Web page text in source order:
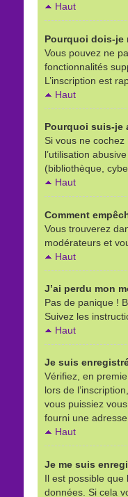
Haut
Pourquoi dois-je
Vous pouvez ne
fonctionnalités
L’inscription est
Haut
Pourquoi suis-je
Si vous ne cochez
l’utilisation
(bibliothèque,
Haut
Comment
Vous trouverez
modérateurs et
Haut
J’ai perdu mon
Pas de panique !
Suivez les
Haut
Je suis
Vérifiez, en
lors de
vous puissiez
fourni une
Haut
Je me suis
Il est possible que
données. Si cela